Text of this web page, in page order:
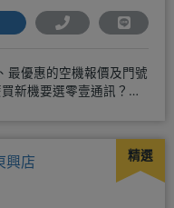
最優惠的空機報價及門號
新機要選零壹通訊？
精選
興店